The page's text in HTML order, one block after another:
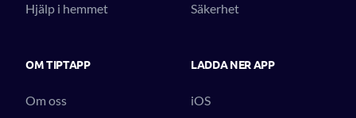
Hjälp i hemmet Säkerhet
OM TIPTAPP
Om oss
LADDA NER APP
iOS